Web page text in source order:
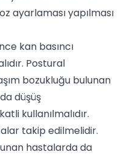
ayarlaması yapılması
kan basıncı
Postural
bozukluğu bulunan
düşüş
kullanılmalıdır.
takip edilmelidir.
hastalarda da